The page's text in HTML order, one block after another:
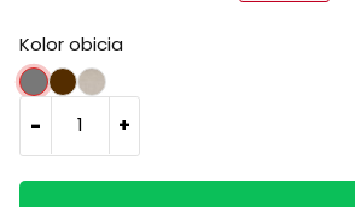
Kolor obicia
Nordic 116 szary
Nordic 108 latte
Nordic 101 Beż
-
+